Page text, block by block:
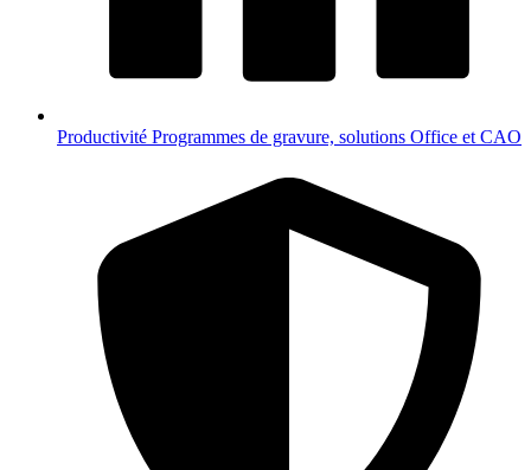
Productivité Programmes de gravure, solutions Office et CAO